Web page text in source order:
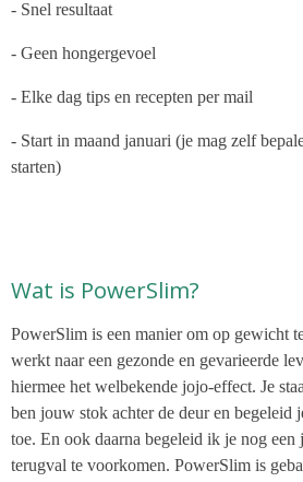
- Snel resultaat
- Geen hongergevoel
- Elke dag tips en recepten per mail
- Start in maand januari (je mag zelf
starten)
Wat is PowerSlim?
PowerSlim is een manier om op gewicht
werkt naar een gezonde en gevarieerde
hiermee het welbekende jojo-effect. Je
ben jouw stok achter de deur en begeleid
toe. En ook daarna begeleid ik je nog een
terugval te voorkomen. PowerSlim is